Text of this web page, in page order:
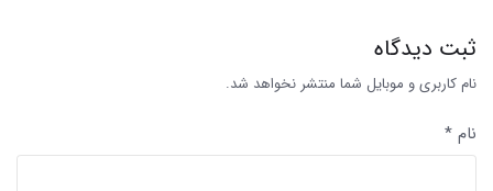
ثبت دیدگاه
نام کاربری و موبایل شما منتشر نخواهد شد.
نام *